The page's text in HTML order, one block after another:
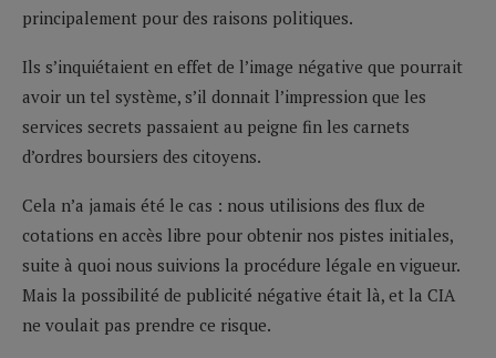
principalement pour des raisons politiques.
Ils s’inquiétaient en effet de l’image négative que pourrait
avoir un tel système, s’il donnait l’impression que les
services secrets passaient au peigne fin les carnets
d’ordres boursiers des citoyens.
Cela n’a jamais été le cas : nous utilisions des flux de
cotations en accès libre pour obtenir nos pistes initiales,
suite à quoi nous suivions la procédure légale en vigueur.
Mais la possibilité de publicité négative était là, et la CIA
ne voulait pas prendre ce risque.